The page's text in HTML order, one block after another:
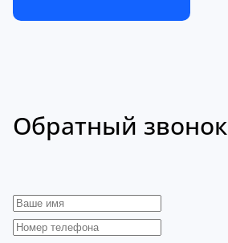
Обратный звонок